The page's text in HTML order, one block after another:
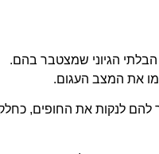
הבלתי הגיוני שמצטבר בהם.
את המצב העגום.
להם לנקות את החופים,